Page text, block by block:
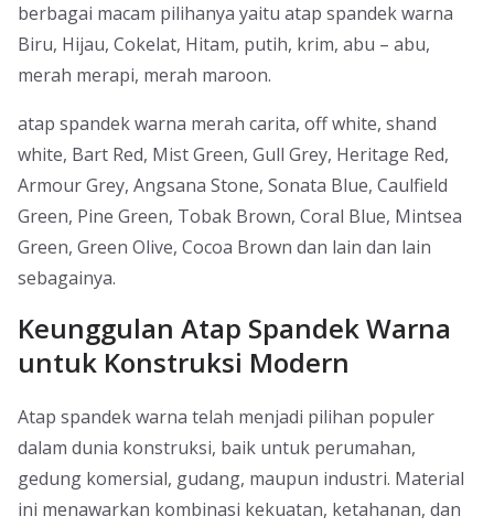
berbagai macam pilihanya yaitu atap spandek warna
Biru, Hijau, Cokelat, Hitam, putih, krim, abu – abu,
merah merapi, merah maroon.
atap spandek warna merah carita, off white, shand
white, Bart Red, Mist Green, Gull Grey, Heritage Red,
Armour Grey, Angsana Stone, Sonata Blue, Caulfield
Green, Pine Green, Tobak Brown, Coral Blue, Mintsea
Green, Green Olive, Cocoa Brown dan lain dan lain
sebagainya.
Keunggulan Atap Spandek Warna
untuk Konstruksi Modern
Atap spandek warna telah menjadi pilihan populer
dalam dunia konstruksi, baik untuk perumahan,
gedung komersial, gudang, maupun industri. Material
ini menawarkan kombinasi kekuatan, ketahanan, dan